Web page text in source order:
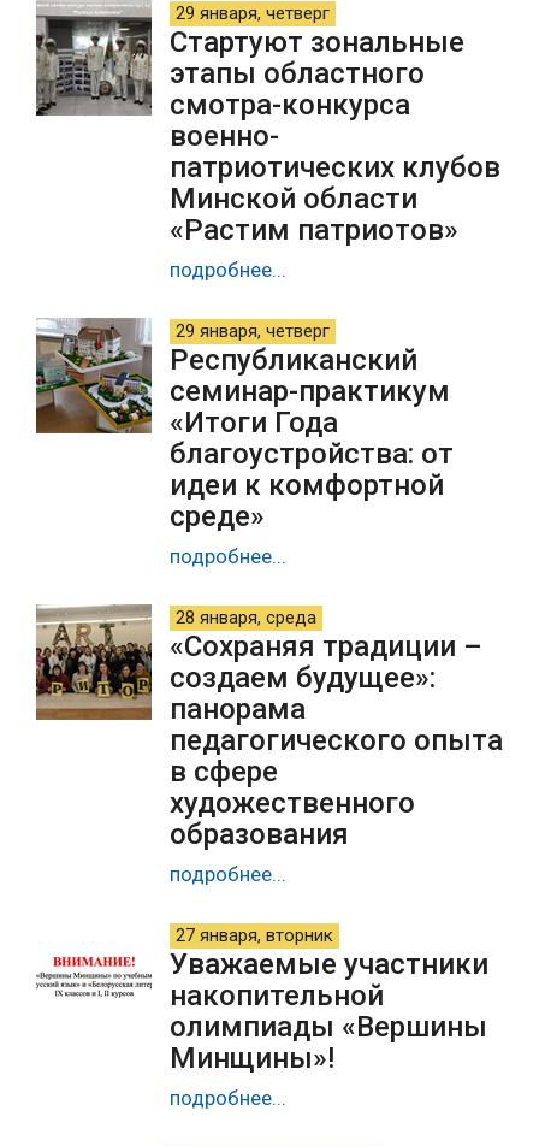
29 января, четверг
Стартуют зональные
этапы областного
смотра-конкурса
военно-
патриотических клубов
Минской области
«Растим патриотов»
подробнее...
29 января, четверг
Республиканский
семинар-практикум
«Итоги Года
благоустройства: от
идеи к комфортной
среде»
подробнее...
28 января, среда
«Сохраняя традиции –
создаем будущее»:
панорама
педагогического опыта
в сфере
художественного
образования
подробнее...
27 января, вторник
Уважаемые участники
накопительной
олимпиады «Вершины
Минщины»!
подробнее...